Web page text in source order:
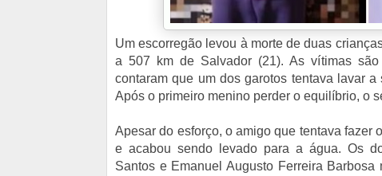
Um escorregão levou à morte de duas
a 507 km de Salvador (21). As vítimas
contaram que um dos garotos tentava lavar
Após o primeiro menino perder o equilíbrio, o
Apesar do esforço, o amigo que tentava fazer
e acabou sendo levado para a água. Os
Santos e Emanuel Augusto Ferreira